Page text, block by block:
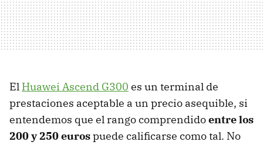
El Huawei Ascend G300 es un terminal de
prestaciones aceptable a un precio asequible, si
entendemos que el rango comprendidoentre los
200 y 250 eurospuede calificarse como tal. No